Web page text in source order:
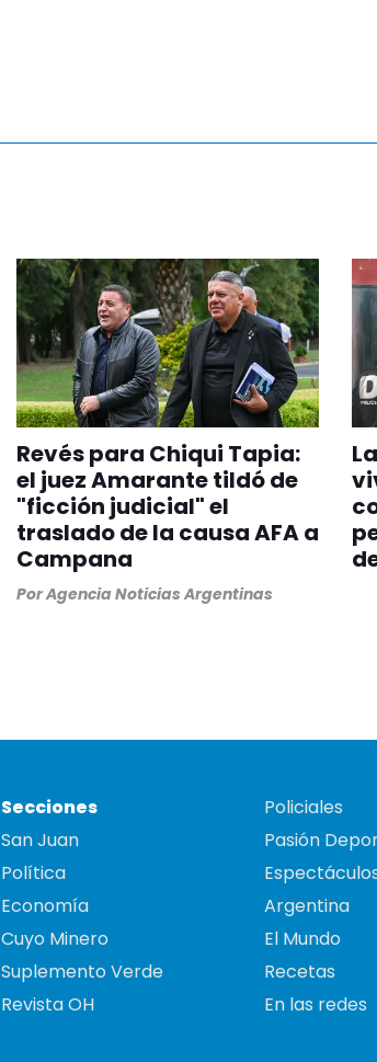
Revés para Chiqui Tapia:
el juez Amarante tildó de
"ficción judicial" el
traslado de la causa AFA a
Campana
PorAgencia Noticias Argentinas
Secciones
San Juan
Política
Economía
Cuyo Minero
Suplemento Verde
Revista OH
Policiales
Pasión
Argentina
El Mundo
Recetas
En las redes